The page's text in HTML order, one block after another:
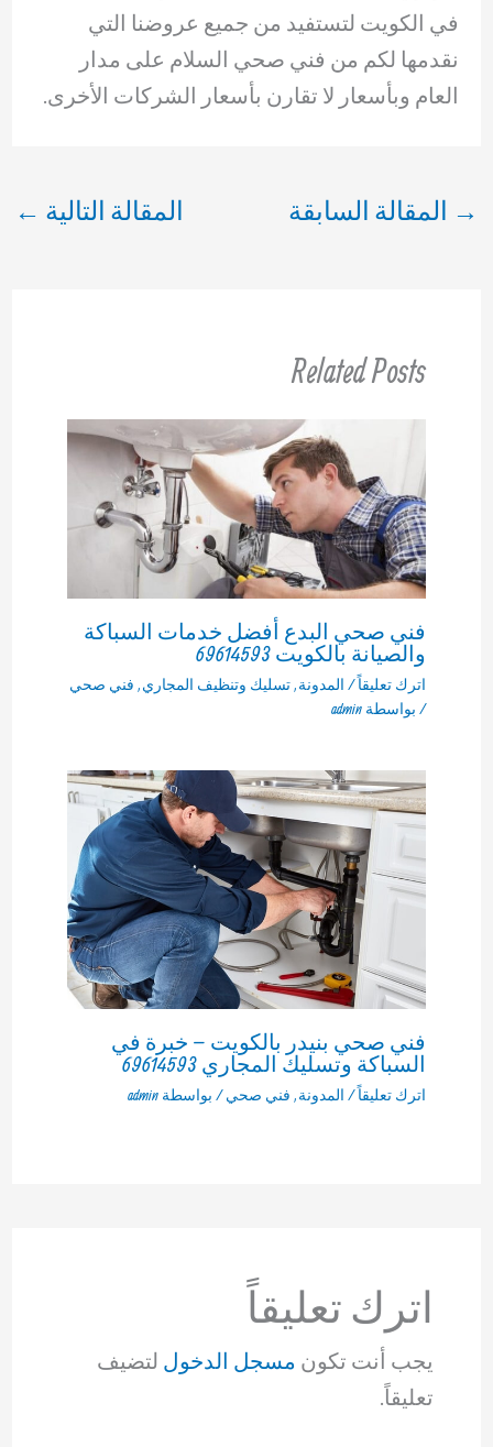
في الكويت لتستفيد من جميع عروضنا التي
نقدمها لكم من فني صحي السلام على مدار
العام وبأسعار لا تقارن بأسعار الشركات الأخرى.
→ المقالة السابقة المقالة التالية ←
Related Posts
فني صحي البدع أفضل خدمات السباكة
والصيانة بالكويت 69614593
اترك تعليقاً / المدونة,تسليك وتنظيف المجاري, فني صحي
/ بواسطة admin
فني صحي بنيدر بالكويت – خبرة في
السباكة وتسليك المجاري 69614593
اترك تعليقاً / المدونة, فني صحي/ بواسطة admin
اترك تعليقاً
يجب أنت تكون مسجل الدخول لتضيف
تعليقاً.